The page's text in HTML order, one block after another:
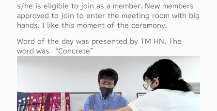
s/he is eligible to join as a member. New members
approved to join to enter the meeting room with big
hands. I like this moment of the ceremony.
Word of the day was presented by TM HN. The
word was “Concrete”